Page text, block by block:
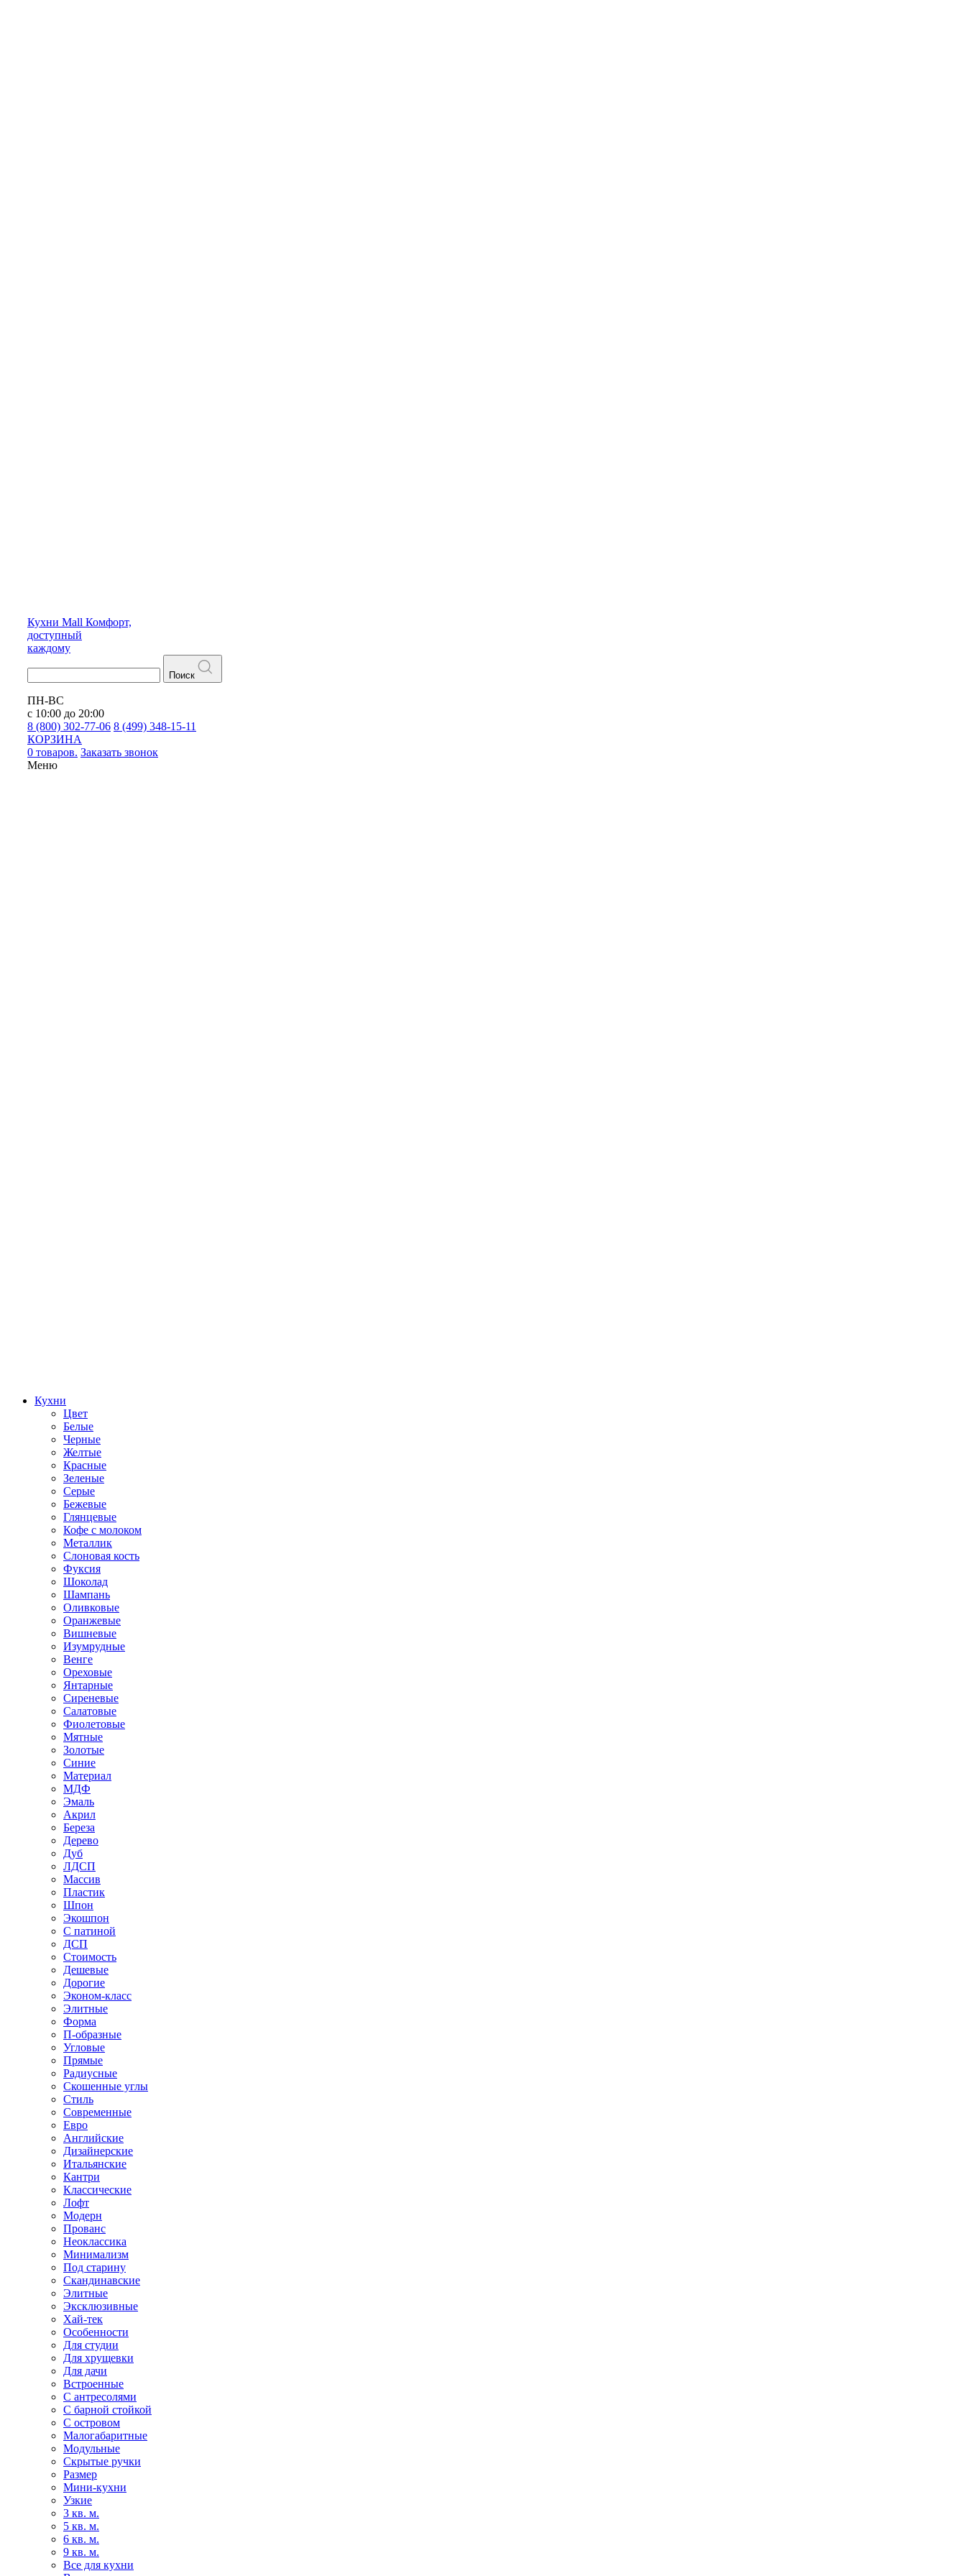
Кухни Mall Комфорт,
доступный
каждому
Поиск
ПН-ВС
с 10:00 до 20:00
8 (800) 302-77-06 8 (499) 348-15-11
КОРЗИНА
0 товаров. Заказать звонок
Меню
Кухни
Цвет
Белые
Черные
Желтые
Красные
Зеленые
Серые
Бежевые
Глянцевые
Кофе с молоком
Металлик
Слоновая кость
Фуксия
Шоколад
Шампань
Оливковые
Оранжевые
Вишневые
Изумрудные
Венге
Ореховые
Янтарные
Сиреневые
Салатовые
Фиолетовые
Мятные
Золотые
Синие
Материал
МДФ
Эмаль
Акрил
Береза
Дерево
Дуб
ЛДСП
Массив
Пластик
Шпон
Экошпон
С патиной
ДСП
Стоимость
Дешевые
Дорогие
Эконом-класс
Элитные
Форма
П-образные
Угловые
Прямые
Радиусные
Скошенные углы
Стиль
Современные
Евро
Английские
Дизайнерские
Итальянские
Кантри
Классические
Лофт
Модерн
Прованс
Неоклассика
Минимализм
Под старину
Скандинавские
Элитные
Эксклюзивные
Хай-тек
Особенности
Для студии
Для хрущевки
Для дачи
Встроенные
С антресолями
С барной стойкой
С островом
Малогабаритные
Модульные
Скрытые ручки
Размер
Мини-кухни
Узкие
3 кв. м.
5 кв. м.
6 кв. м.
9 кв. м.
Все для кухни